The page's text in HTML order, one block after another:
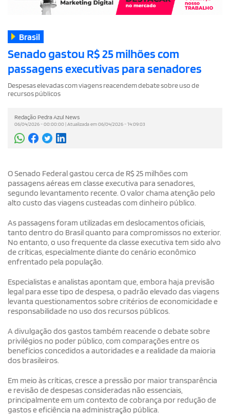
Brasil
Senado gastou R$ 25 milhões com
passagens executivas para senadores
Despesas elevadas com viagens reacendem debate sobre uso de
recursos públicos
Redação Pedra Azul News
06/04/2026 - 00:00:00 | Atualizada em 06/04/2026 - 14:09:03
O Senado Federal gastou cerca de R$ 25 milhões com
passagens aéreas em classe executiva para senadores,
segundo levantamento recente. O valor chama atenção pelo
alto custo das viagens custeadas com dinheiro público.
As passagens foram utilizadas em deslocamentos oficiais,
tanto dentro do Brasil quanto para compromissos no exterior.
No entanto, o uso frequente da classe executiva tem sido alvo
de críticas, especialmente diante do cenário econômico
enfrentado pela população.
Especialistas e analistas apontam que, embora haja previsão
legal para esse tipo de despesa, o padrão elevado das viagens
levanta questionamentos sobre critérios de economicidade e
responsabilidade no uso dos recursos públicos.
A divulgação dos gastos também reacende o debate sobre
privilégios no poder público, com comparações entre os
benefícios concedidos a autoridades e a realidade da maioria
dos brasileiros.
Em meio às críticas, cresce a pressão por maior transparência
e revisão de despesas consideradas não essenciais,
principalmente em um contexto de cobrança por redução de
gastos e eficiência na administração pública.